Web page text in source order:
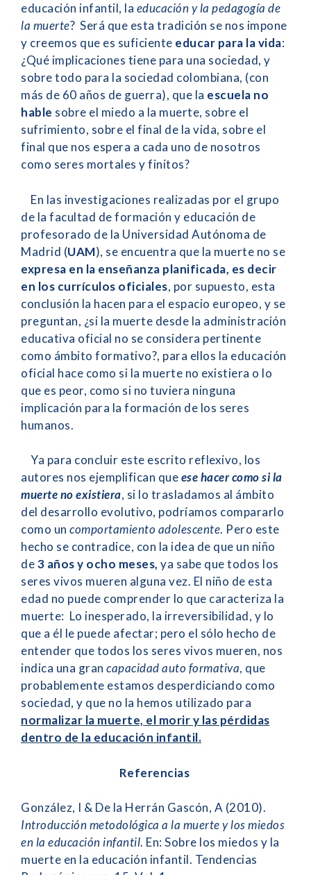
educación infantil, la educación y la pedagogía de
la muerte? Será que esta tradición se nos impone
y creemos que es suficiente educar para la vida:
¿Qué implicaciones tiene para una sociedad, y
sobre todo para la sociedad colombiana, (con
más de 60 años de guerra), que la escuela no
hable sobre el miedo a la muerte, sobre el
sufrimiento, sobre el final de la vida, sobre el
final que nos espera a cada uno de nosotros
como seres mortales y finitos?
En las investigaciones realizadas por el grupo
de la facultad de formación y educación de
profesorado de la Universidad Autónoma de
Madrid (UAM), se encuentra que la muerte no se
expresa en la enseñanza planificada, es decir
en los currículos oficiales, por supuesto, esta
conclusión la hacen para el espacio europeo, y se
preguntan, ¿si la muerte desde la administración
educativa oficial no se considera pertinente
como ámbito formativo?, para ellos la educación
oficial hace como si la muerte no existiera o lo
que es peor, como si no tuviera ninguna
implicación para la formación de los seres
humanos.
Ya para concluir este escrito reflexivo, los
autores nos ejemplifican queese hacer como si la
muerte no existiera, si lo trasladamos al ámbito
del desarrollo evolutivo, podríamos compararlo
como un comportamiento adolescente. Pero este
hecho se contradice, con la idea de que un niño
de3 años y ocho meses, ya sabe que todos los
seres vivos mueren alguna vez. El niño de esta
edad no puede comprender lo que caracteriza la
muerte: Lo inesperado, la irreversibilidad, y lo
que a él le puede afectar; pero el sólo hecho de
entender que todos los seres vivos mueren, nos
indica una gran capacidad auto formativa, que
probablemente estamos desperdiciando como
sociedad, y que no la hemos utilizado para
normalizar la muerte, el morir y las pérdidas
dentro de la educación infantil.
Referencias
González, I & De la Herrán Gascón, A (2010).
Introducción metodológica a la muerte y los miedos
en la educación infantil. En: Sobre los miedos y la
muerte en la educación infantil. Tendencias